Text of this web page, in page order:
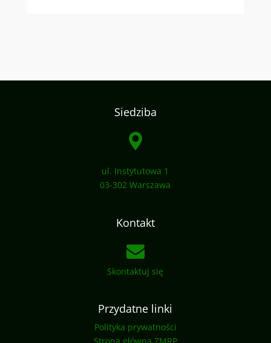
Siedziba
ul. Instytutowa 1
03-302 Warszawa
Kontakt
Skontaktuj się
Przydatne linki
Polityka prywatności